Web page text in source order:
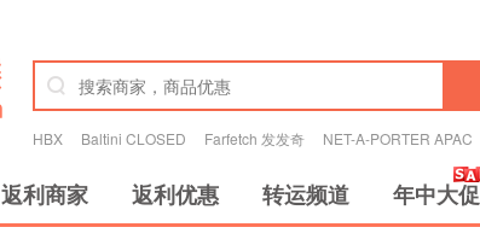
HBX Baltini CLOSED Farfetch 发发奇 NET-A-PORTER APAC
返利商家 返利优惠 转运频道 年中大促